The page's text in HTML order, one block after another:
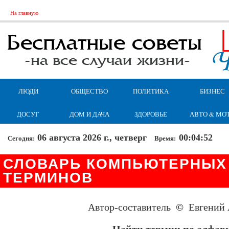
На главную
ЛЮДИ ОБЩЕСТВО ПОЛИТИКА БИЗНЕС
ДОСУГ ДОМ И ДАЧА ЗДОРОВЬЕ АВТО &
Сегодня: 06 августа 2026 г., четверг Время: 00:04:52
СЛОВАРЬ КОМПЬЮТЕРНЫХ
ТЕРМИНОВ
Автор-составитель © Евгений